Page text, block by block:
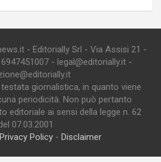
- Editorially Srl - Via Assisi 21 -
- legal@editorially.it -
giornalistica, in quanto viene
periodicità. Non può pertanto
editoriale ai sensi della legge n. 62
07.03.2001
Privacy Policy- Disclaimer